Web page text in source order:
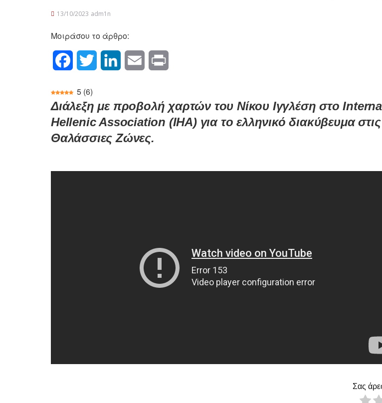
13/10/2023 adm1n
Μοιράσου το άρθρο:
FacebookTwitter LinkedIn Email
5 (6)
Διάλεξη με προβολή χαρτών του Νίκου Ιγγλέση στο
Hellenic Association (IHA) για το ελληνικό διακύβευμα στις
Θαλάσσιες Ζώνες.
Σας